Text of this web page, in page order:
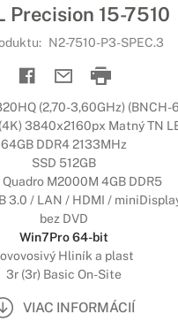
Precision 15-7510
N2-7510-P3-SPEC.3
(2,70-3,60GHz) (BNCH-
3840x2160px Matný TN
64GB DDR4 2133MHz
SSD 512GB
Quadro M2000M 4GB DDR5
3.0 / LAN / HDMI /
bez DVD
Win7Pro 64-bit
Hliník a plast
3r (3r) Basic On-Site
VIAC INFORMÁCIÍ